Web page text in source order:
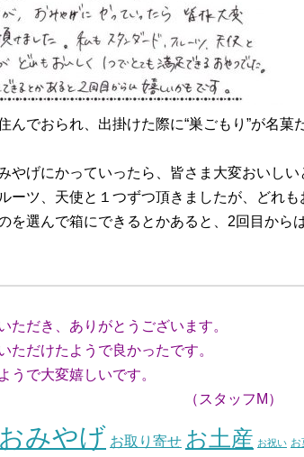
んでおられ、出掛けた際に“巣ごもり”が名
やげにかっていったら、皆さま大変おいしい
ーツ、天使と１つずつ頂きましたが、どれ
を選んで箱にできるとかあると、2回目から
知県
ただき、 ありがとうございます。
だけたようで良かったです。
で大変嬉しいです。
ッフM）
おみやげ お取り寄せ お土産 お祝い お